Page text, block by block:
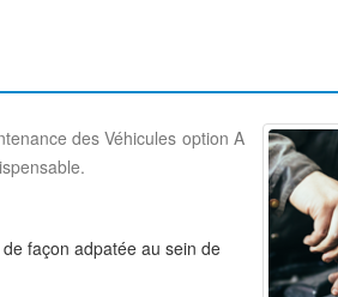
des Véhicules option A
façon adpatée au sein de